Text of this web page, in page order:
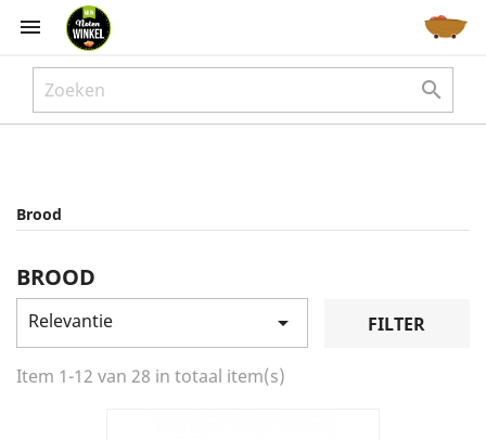


Brood
BROOD
Relevantie  FILTER
Item 1-12 van 28 in totaal item(s)